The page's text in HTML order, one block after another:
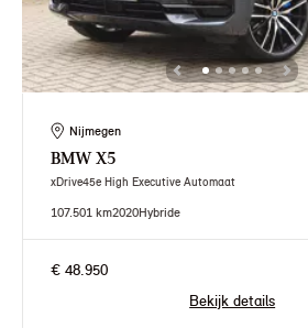
Nijmegen
BMW X5
xDrive45e High Executive Automaat
107.501 km2020Hybride
€ 48.950
Bekijk details